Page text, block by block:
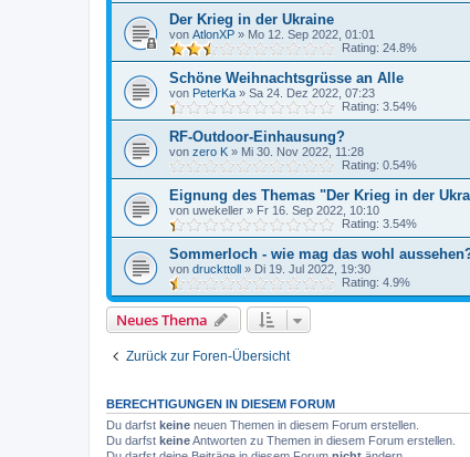
Der Krieg in der Ukraine
von AtlonXP » Mo 12. Sep 2022, 01:01
Rating: 24.8%
Schöne Weihnachtsgrüsse an Alle
von PeterKa » Sa 24. Dez 2022, 07:23
Rating: 3.54%
RF-Outdoor-Einhausung?
von zero K » Mi 30. Nov 2022, 11:28
Rating: 0.54%
Eignung des Themas "Der Krieg in der
von uwekeller » Fr 16. Sep 2022, 10:10
Rating: 3.54%
Sommerloch - wie mag das wohl
von druckttoll » Di 19. Jul 2022, 19:30
Rating: 4.9%
Neues Thema
Zurück zur Foren-Übersicht
BERECHTIGUNGEN IN DIESEM FORUM
Du darfst keine neuen Themen in diesem Forum erstellen.
Du darfst keineAntworten zu Themen in diesem Forum erstellen.